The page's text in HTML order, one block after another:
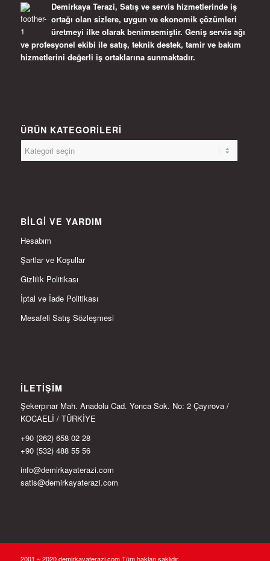
Demirkaya Terazi, Satış ve servis hizmetlerinde iş
ortağı olan sizlere, uygun ve ekonomik çözümleri
üretmeyi ilke olarak benimsemiştir. Geniş servis ağı
ve profesyonel ekibi ile satış, teknik destek, tamir ve bakım
hizmetlerini değerli iş ortaklarına sunmaktadır.
ÜRÜN KATEGORILERI
BILGI VE YARDIM
Hesabım
Şartlar ve Koşullar
Gizlilik Politikası
İptal ve İade Politikası
Mesafeli Satış Sözleşmesi
İLETIŞIM
Şekerpınar Mah. Anadolu Cad. Yonca Sok. No: 2 Çayırova /
KOCAELİ / TÜRKİYE
+90 (262) 658 02 28
+90 (532) 488 55 56
info@demirkayaterazi.com
satis@demirkayaterazi.com
2001 ~ 2020 demirkayaterazi.com Tüm hakları saklıdır.